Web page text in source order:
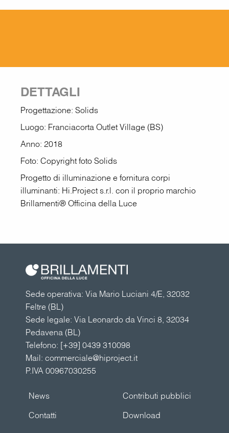
DETTAGLI
Progettazione: Solids
Luogo: Franciacorta Outlet Village (BS)
Anno: 2018
Foto: Copyright foto Solids
Progetto di illuminazione e fornitura corpi
illuminanti: Hi.Project s.r.l. con il proprio marchio
Brillamenti® Officina della Luce
Sede operativa: Via Mario Luciani 4/E, 32032
Feltre (BL)
Sede legale: Via Leonardo da Vinci 8, 32034
Pedavena (BL)
Telefono: [+39] 0439 310098
Mail: commerciale@hiproject.it
P.IVA 00967030255
Contributi pubblici
News
Download
Contatti